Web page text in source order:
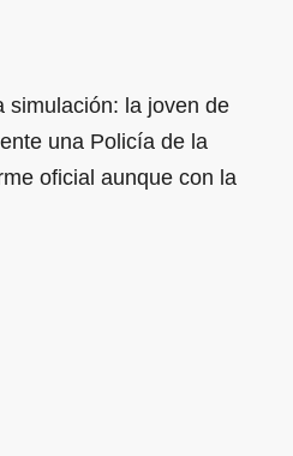
simulación: la joven de
una Policía de la
oficial aunque con la